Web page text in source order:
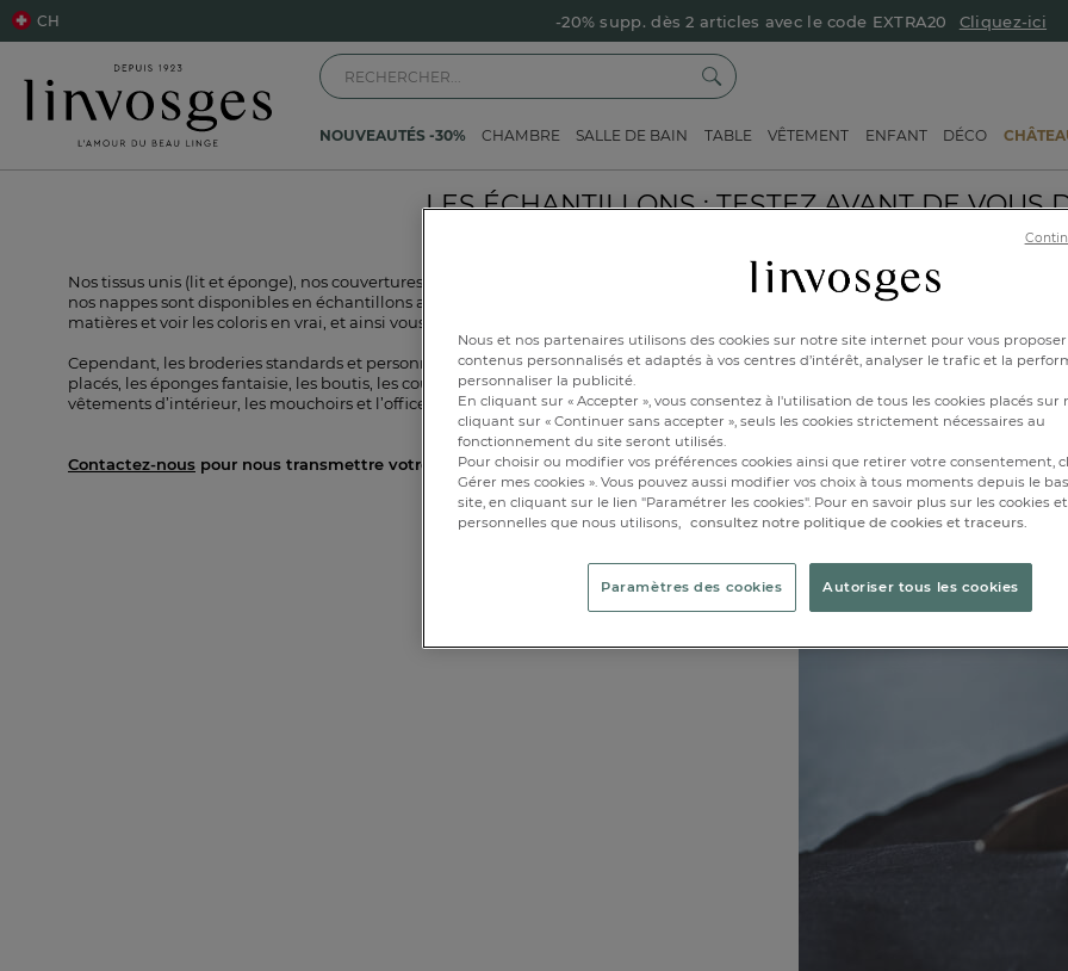
-20% supp. dès 2 articles avec le code EXTRA20 Cliquez-ici
CH
NOUVEAUTÉS -30% CHAMBRE SALLE DE BAIN TABLE VÊTEMENT ENFANT DÉCO
LES ÉCHANTILLONS :TESTEZ AVANT DE VOUS
Nos tissus unis (lit et éponge), nos couvertures, nos parures dans certains motifs et
nos nappes sont disponibles en échantillons afin de vous permettre de toucher les
matières et voir les coloris en vrai, et ainsi vous assurer de faire le bon choix.
Cependant, les broderies standards et personnalisées (monogrammes), les motifs
placés, les éponges fantaisie, les boutis, les couettes, les édredons, les oreillers, les
vêtements d’intérieur, les mouchoirs et l’office ne sont pas échantillonnés.
Contactez-nous pour nous transmettre votre demande !
Nous et nos partenaires utilisons des cookies sur notre site internet pour vous
contenus personnalisés et adaptés à vos centres d’intérêt, analyser le trafic et la
personnaliser la publicité.
En cliquant sur « Accepter », vous consentez à l'utilisation de tous les cookies placés sur
cliquant sur « Continuer sans accepter », seuls les cookies strictement nécessaires au
fonctionnement du site seront utilisés.
Pour choisir ou modifier vos préférences cookies ainsi que retirer votre consentement,
Gérer mes cookies ». Vous pouvez aussi modifier vos choix à tous moments depuis le
site, en cliquant sur le lien "Paramétrer les cookies". Pour en savoir plus sur les cookies
personnelles que nous utilisons, consultez notre politique de cookies et traceurs.
Paramètres des cookies Autoriser tous les cookies